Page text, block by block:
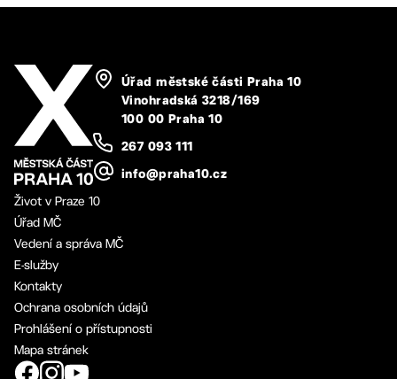
Úřad městské části Praha 10
Vinohradská 3218/169
100 00 Praha 10
267 093 111
info@praha10.cz
Život v Praze 10
Úřad MČ
Vedení a správa MČ
E-služby
Kontakty
Ochrana osobních údajů
Prohlášení o přístupnosti
Mapa stránek